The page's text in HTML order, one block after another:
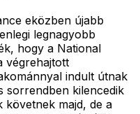
eközben újabb
legnagyobb
hogy a National
végrehajtott
indult útnak
sorrendben kilencedik
követnek majd, de a